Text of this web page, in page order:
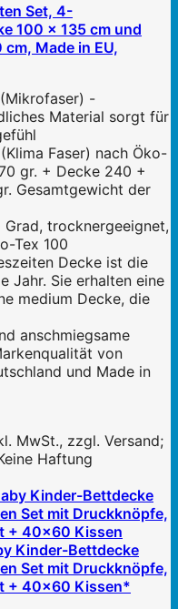
Set, 4-
100 x 135 cm und
Made in EU,
-
Material sorgt für
Faser) nach Öko-
gr. + Decke 240 +
Gesamtgewicht der
trocknergeeignet,
Tex 100
Decke ist die
Jahr. Sie erhalten eine
medium Decke, die
anschmiegsame
von
und Made in
MwSt., zzgl. Versand;
Haftung
Kinder-Bettdecke
Set mit Druckknöpfe,
+ 40x60 Kissen*